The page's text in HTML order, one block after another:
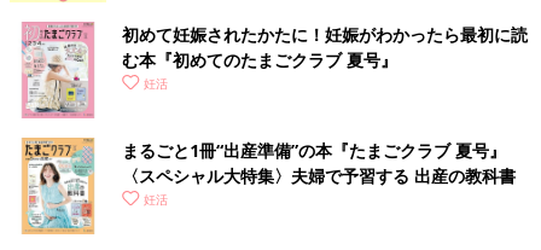
初めて妊娠されたかたに！妊娠がわかったら最初に読
む本『初めてのたまごクラブ 夏号』
妊活
まるごと1冊“出産準備”の本『たまごクラブ 夏号』
〈スペシャル大特集〉夫婦で予習する 出産の教科書
妊活